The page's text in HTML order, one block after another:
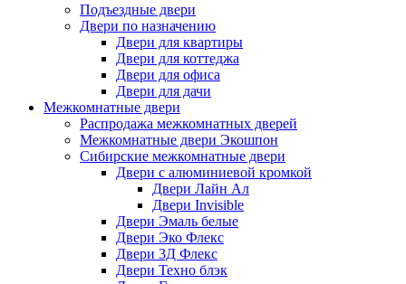
Подъездные двери
Двери по назначению
Двери для квартиры
Двери для коттеджа
Двери для офиса
Двери для дачи
Межкомнатные двери
Распродажа межкомнатных дверей
Межкомнатные двери Экошпон
Сибирские межкомнатные двери
Двери с алюминиевой кромкой
Двери Лайн Ал
Двери Invisible
Двери Эмаль белые
Двери Эко Флекс
Двери 3Д Флекс
Двери Техно блэк